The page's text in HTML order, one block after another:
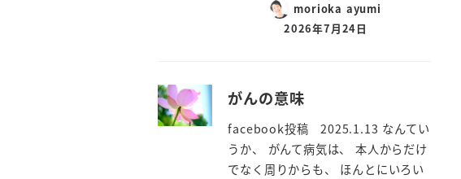
morioka ayumi
2026年7月24日
がんの意味
facebook投稿 2025.1.13 なんてい
うか、 がんて病気は、 本人からだけ
でなく周りからも、 ほんとにいろい